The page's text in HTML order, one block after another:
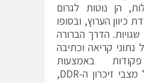
הן נוטות לגרום
כיוון הערוץ, ובסופו
הדרך הברורה
קריאה וכתיבה
באמצעות
טבלאות-אמת של מצבי זיכרון ה-DDR,